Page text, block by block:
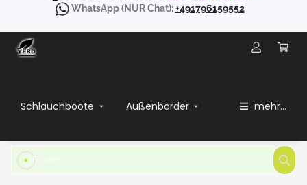
WhatsApp(NUR Chat):+491796159552
Schlauchboote Außenborder mehr...